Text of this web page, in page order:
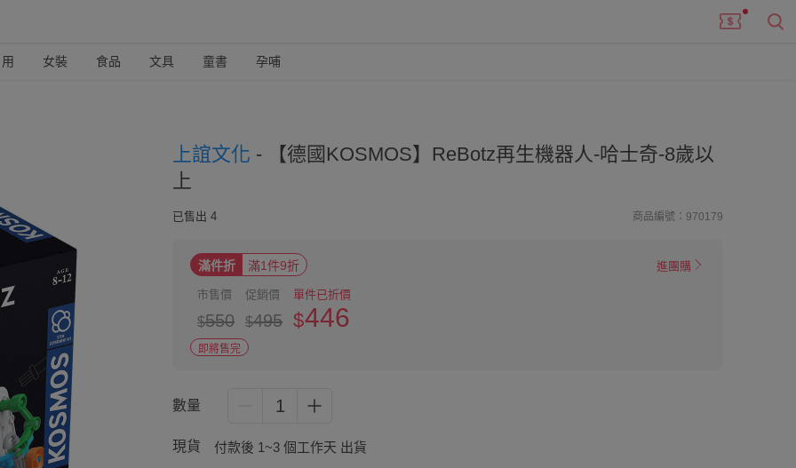
女裝 食品 文具 童書 孕哺
上誼文化 - 【德國KOSMOS】ReBotz再生機器人-哈士奇-8歲以
上
已售出 4 商品編號：970179
滿件折 滿1件9折 進團購
市售價
$550
促銷價
$495
單件已折價
$446
即將售完
數量 1
現貨 付款後 1~3 個工作天 出貨